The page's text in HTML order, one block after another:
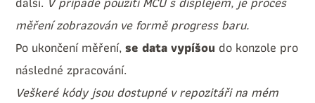
měření zobrazován ve formě progress baru.
Po ukončení měření,se data vypíšou do konzole pro
následné zpracování.
Veškeré kódy jsou dostupné vrepozitářina mém